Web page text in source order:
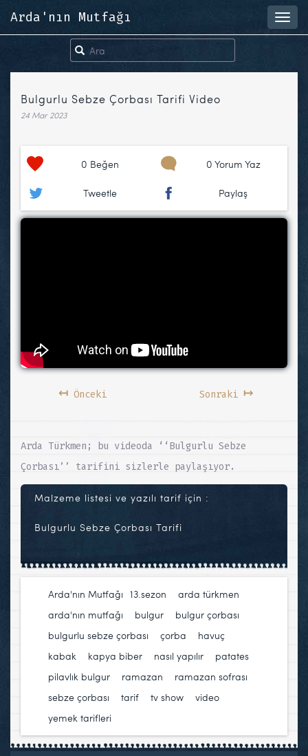
Arda'nın Mutfağı
Bulgurlu Sebze Çorbası Tarifi Video
24 Mar 2023
0 Beğen 0 Yorum Yaz
Tweetle Paylaş
↤Önceki Sonraki ↦
Arda Türkmen; bu videoda ‘‘Bulgurlu Sebze
Çorbası’’ tarifini sizlerle paylaşıyor.
Malzeme listesi ve yazılı tarif için :
Bulgurlu Sebze Çorbası Tarifi
Arda'nın Mutfağı 13.sezon arda türkmen
arda'nın mutfağı
bulgur bulgur çorbası
bulgurlu sebze çorbası
çorba havuç
kabak
kapya biber nasıl yapılır patates
pilavlık bulgur
ramazan ramazan sofrası
sebze çorbası
tarif tv show video
yemek tarifleri